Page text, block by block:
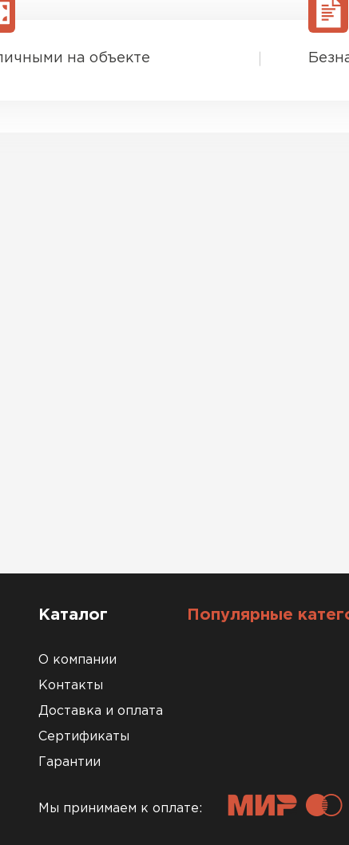
на объекте
Каталог
О компании
Контакты
Доставка и оплата
Сертификаты
Гарантии
Популярные
Мы принимаем к оплате: